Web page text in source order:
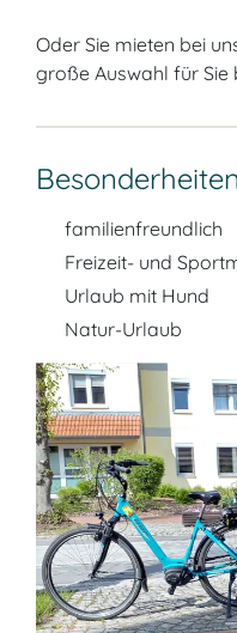
Oder Sie mieten bei
große Auswahl für Sie
Besonderheiten
familienfreundlich
Freizeit- und
Urlaub mit Hund
Natur-Urlaub